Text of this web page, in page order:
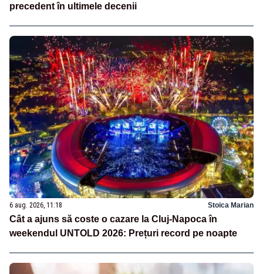
precedent în ultimele decenii
6 aug. 2026, 11:18 Stoica Marian
Cât a ajuns să coste o cazare la Cluj-Napoca în
weekendul UNTOLD 2026: Prețuri record pe noapte